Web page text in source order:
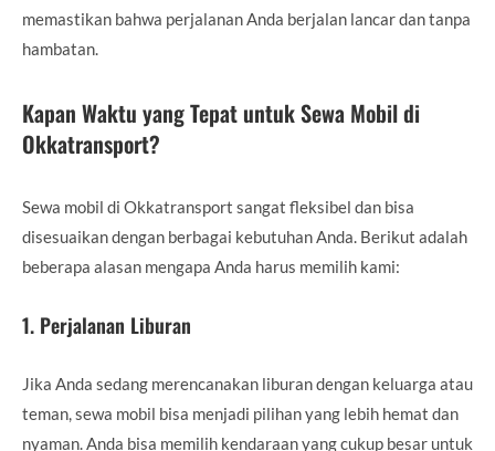
memastikan bahwa perjalanan Anda berjalan lancar dan tanpa
hambatan.
Kapan Waktu yang Tepat untuk Sewa Mobil di
Okkatransport?
Sewa mobil di Okkatransport sangat fleksibel dan bisa
disesuaikan dengan berbagai kebutuhan Anda. Berikut adalah
beberapa alasan mengapa Anda harus memilih kami:
1. Perjalanan Liburan
Jika Anda sedang merencanakan liburan dengan keluarga atau
teman, sewa mobil bisa menjadi pilihan yang lebih hemat dan
nyaman. Anda bisa memilih kendaraan yang cukup besar untuk